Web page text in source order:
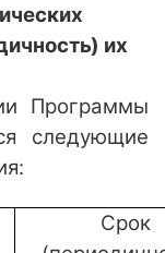
их
Программы
следующие
Срок